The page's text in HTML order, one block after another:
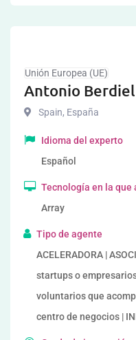
Unión Europea (UE)
Antonio
Spain, España
Idioma del experto
Español
Tecnología en la que
Array
Tipo de agente
ACELERADORA |
startups o
voluntarios que
centro de negocios |